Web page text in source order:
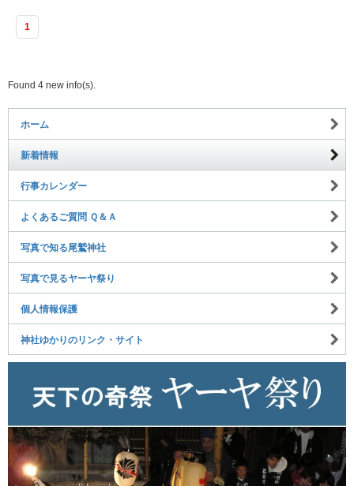
1
Found 4 new info(s).
ホーム
新着情報
行事カレンダー
よくあるご質問 Ｑ＆Ａ
写真で知る尾鷲神社
写真で見るヤーヤ祭り
個人情報保護
神社ゆかりのリンク・サイト